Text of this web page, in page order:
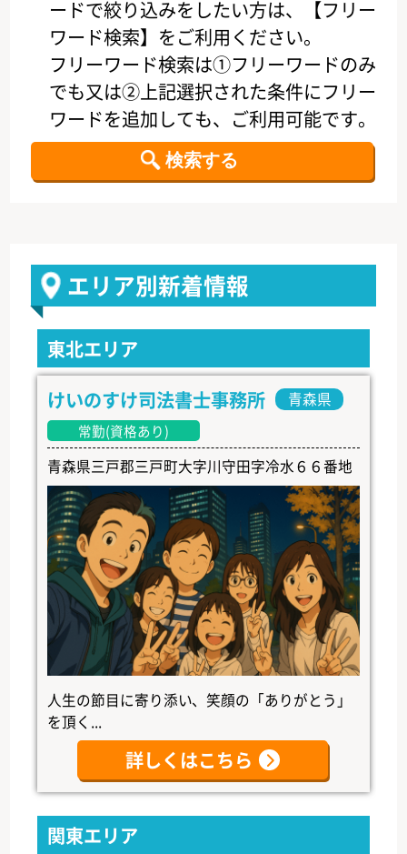
ードで絞り込みをしたい方は、【フリー
ワード検索】をご利用ください。
フリーワード検索は①フリーワードのみ
でも又は②上記選択された条件にフリー
ワードを追加しても、ご利用可能です。
エリア別新着情報
東北エリア
けいのすけ司法書士事務所
青森県
常勤(資格あり)
青森県三戸郡三戸町大字川守田字冷水６６番地
人生の節目に寄り添い、笑顔の「ありがとう」
を頂く...
詳しくはこちら
関東エリア